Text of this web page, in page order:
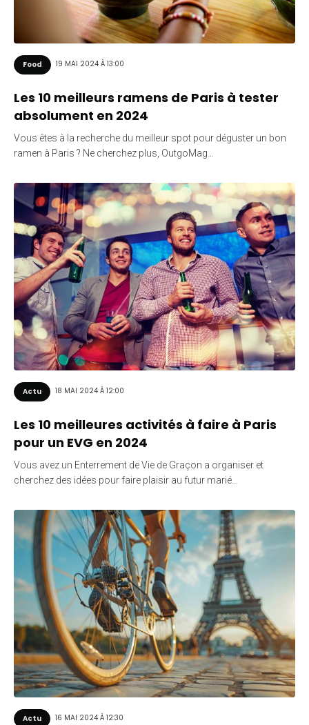
Food 19 MAI 2024 À 13:00
Les 10 meilleurs ramens de Paris à tester
absolument en 2024
Vous êtes à la recherche du meilleur spot pour déguster un bon
ramen à Paris ? Ne cherchez plus, OutgoMag…
Actu 18 MAI 2024 À 12:00
Les 10 meilleures activités à faire à Paris
pour un EVG en 2024
Vous avez un Enterrement de Vie de Graçon a organiser et
cherchez des idées pour faire plaisir au futur marié…
Actu 16 MAI 2024 À 12:30